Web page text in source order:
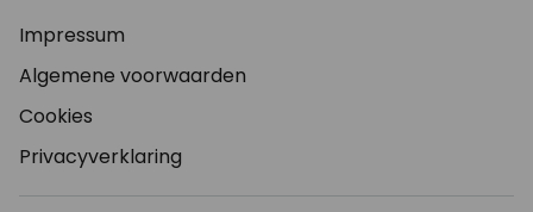
Impressum
Algemene voorwaarden
Cookies
Privacyverklaring